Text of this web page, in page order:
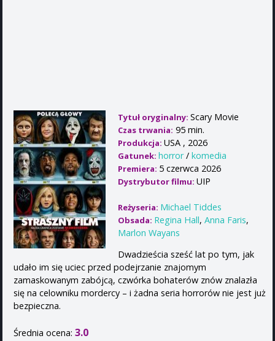
Tytuł oryginalny: Scary Movie
Czas trwania: 95 min.
Produkcja: USA , 2026
Gatunek: horror/ komedia
Premiera: 5 czerwca 2026
Dystrybutor filmu: UIP
Reżyseria: Michael Tiddes
Obsada: Regina Hall, Anna Faris,
Marlon Wayans
Dwadzieścia sześć lat po tym, jak
udało im się uciec przed podejrzanie znajomym
zamaskowanym zabójcą, czwórka bohaterów znów znalazła
się na celowniku mordercy – i żadna seria horrorów nie jest już
bezpieczna.
Średnia ocena: 3.0